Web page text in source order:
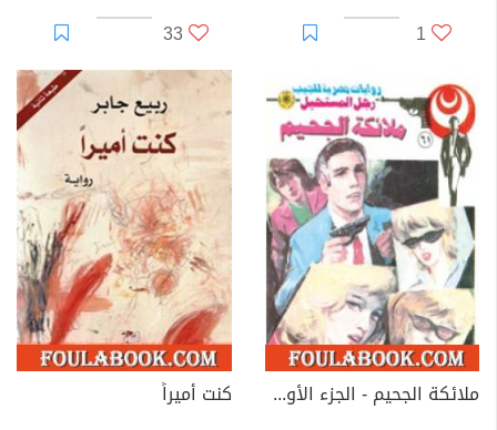
1
33
ملائكة الجحيم - الجزء الأول - سلسلة رجل المستحيل
كنت أميراً